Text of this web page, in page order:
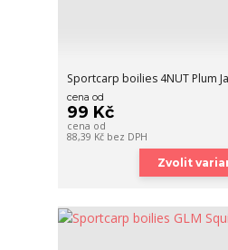
Sportcarp boilies 4NUT Plum
cena od
99 Kč
cena od
88,39 Kč bez DPH
Zvolit